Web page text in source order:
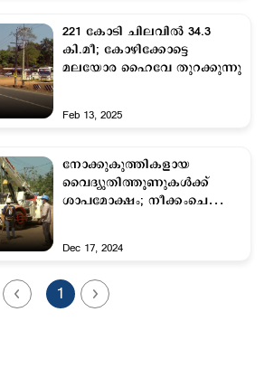
221 കോടി ചിലവില്‍ 34.3
കി.മീ; കോഴിക്കോട്ടെ
മലയോര ഹൈവേ തുറക്കുന്നു
Feb 13, 2025
നോക്കുകുത്തികളായ
വൈദ്യുതിത്തൂണുകള്‍ക്ക്
ശാപമോക്ഷം; നീക്കംചെയ്യാന്‍
Dec 17, 2024
1